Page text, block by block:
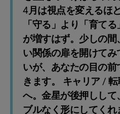
4月は視点を変えるほ
「守る」より「育て
が増すはず。少しの
い関係の扉を開けて
いが、あなたの目の
きます。 キャリア /
へ。金星が後押しし
ブルなく形にしてく